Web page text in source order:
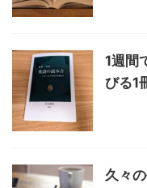
1週間
びる1
久々